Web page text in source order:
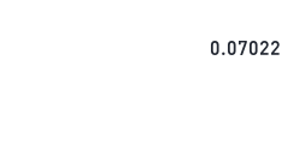
0.07022